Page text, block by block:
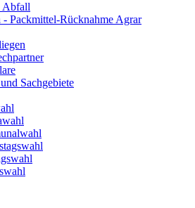
Abfall
- Packmittel-Rücknahme Agrar
Sachgebiete